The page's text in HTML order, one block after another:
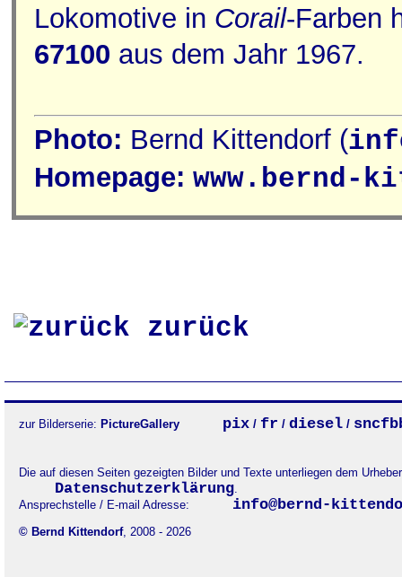
Lokomotive in Corail-Farben
67100 aus dem Jahr 1967.
Photo: Bernd Kittendorf (
Homepage: www.bernd-
zurück
zur Bilderserie: PictureGallery pix / fr / diesel /
Die auf diesen Seiten gezeigten Bilder und Texte unterliegen dem
Datenschutzerklärung.
Ansprechstelle / E-mail Adresse:
info@bernd-
© Bernd Kittendorf, 2008 - 2026